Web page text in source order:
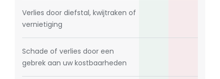
Verlies door diefstal, kwijtraken of
vernietiging
Schade of verlies door een
gebrek aan uw kostbaarheden